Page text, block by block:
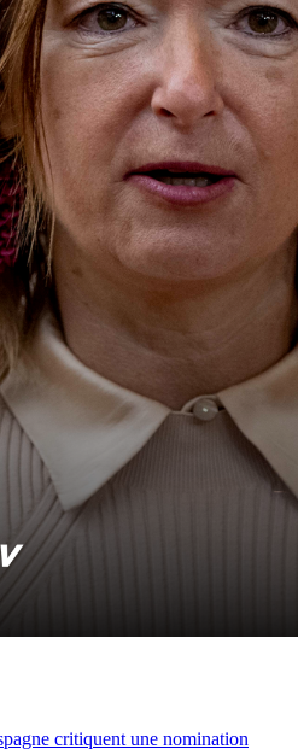
critiquent une nomination